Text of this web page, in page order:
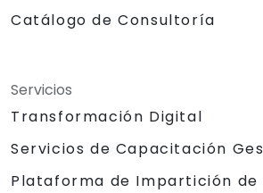
Catálogo de Consultoría
Servicios
Transformación Digital
Servicios de Capacitación
Plataforma de Impartición